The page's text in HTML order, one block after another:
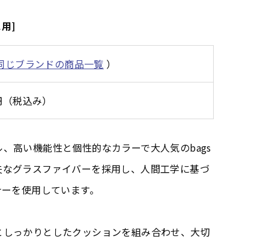
]
じブランドの商品一覧 ）
税込み）
高い機能性と個性的なカラーで大人気のbags
グラスファイバーを採用し、人間工学に基づ
を使用しています。
っかりとしたクッションを組み合わせ、大切